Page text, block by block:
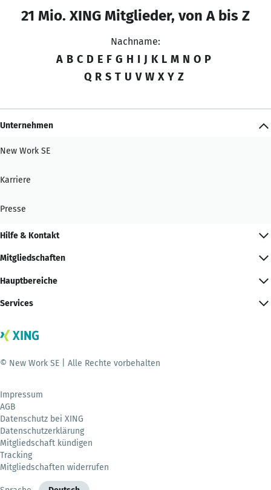
21 Mio. XING Mitglieder, von A bis Z
Nachname:
A B C D E F G H I J K L M N O P
Q R S T U V W X Y Z
Unternehmen
New Work SE
Karriere
Presse
Hilfe & Kontakt
Mitgliedschaften
Hauptbereiche
Services
© New Work SE | Alle Rechte vorbehalten
Impressum
AGB
Datenschutz bei XING
Datenschutzerklärung
Mitgliedschaft kündigen
Tracking
Mitgliedschaften widerrufen